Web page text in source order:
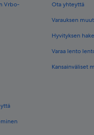
Vrbo-
Ota yhteyttä
Varauksen
Hyvityksen
Varaa lento
Kansainväliset